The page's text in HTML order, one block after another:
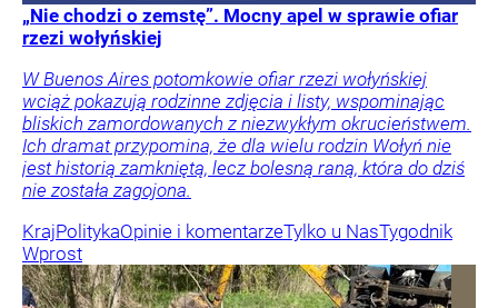
„Nie chodzi o zemstę”. Mocny apel w sprawie ofiar
rzezi wołyńskiej
W Buenos Aires potomkowie ofiar rzezi wołyńskiej
wciąż pokazują rodzinne zdjęcia i listy, wspominając
bliskich zamordowanych z niezwykłym okrucieństwem.
Ich dramat przypomina, że dla wielu rodzin Wołyń nie
jest historią zamkniętą, lecz bolesną raną, która do dziś
nie została zagojona.
KrajPolitykaOpinie i komentarzeTylko u NasTygodnik
Wprost